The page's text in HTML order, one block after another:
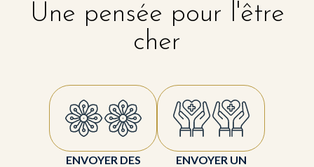
Une pensée pour l'être
cher
ENVOYER DES
ENVOYER UN